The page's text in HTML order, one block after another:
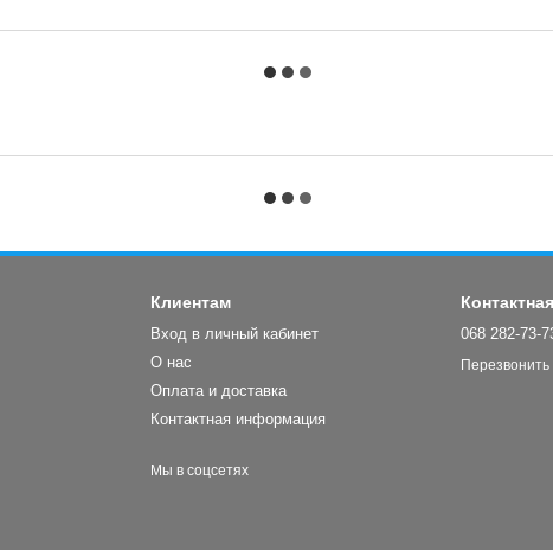
Клиентам
Вход в личный кабинет
О нас
Оплата и доставка
Контактная информация
Мы в соцсетях
068 282-73-